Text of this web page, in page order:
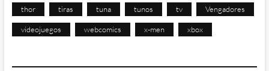
thor tiras tuna tunos tv Vengadores
videojuegos webcomics x-men xbox